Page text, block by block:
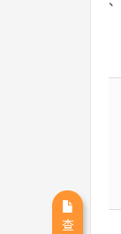
查